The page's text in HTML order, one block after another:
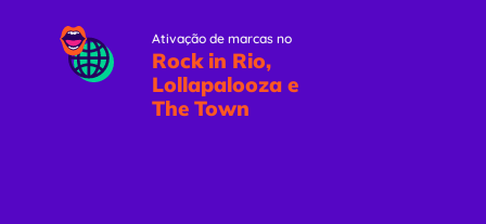
Ativação de marcas no
Rock in Rio,
Lollapalooza e
The Town